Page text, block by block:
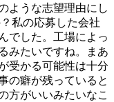
ような志望理由にし
私の応募した会社
でした。工場によっ
みたいですね。まあ
受かる可能性は十分
の癖が残っていると
方がいいみたいなこ